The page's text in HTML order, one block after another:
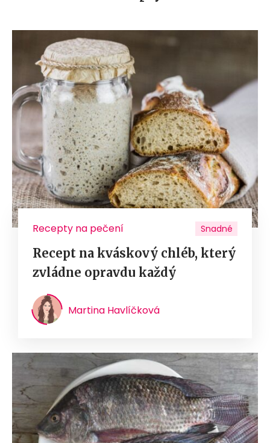
Recepty na pečení Snadné
Recept na kváskový chléb, který
zvládne opravdu každý
Martina Havlíčková